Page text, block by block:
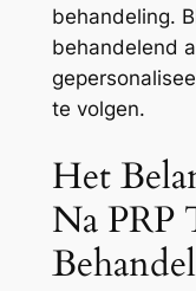
behandeling.
behandelend
te volgen.
Het
Na PRP